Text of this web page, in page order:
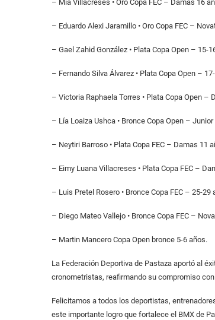
– Mía Villacreses • Oro Copa FEC – Damas 16
– Eduardo Alexi Jaramillo • Oro Copa FEC –
– Gael Zahid González • Plata Copa Open – 15-
– Fernando Silva Álvarez • Plata Copa Open –
– Victoria Raphaela Torres • Plata Copa Open –
– Lía Loaiza Ushca • Bronce Copa Open –
– Neytiri Barroso • Plata Copa FEC – Damas 11
– Eimy Luana Villacreses • Plata Copa FEC –
– Luis Pretel Rosero • Bronce Copa FEC – 25-29
– Diego Mateo Vallejo • Bronce Copa FEC –
– Martin Mancero Copa Open bronce 5-6 años.
La Federación Deportiva de Pastaza aportó al
cronometristas, reafirmando su compromiso
Felicitamos a todos los deportistas,
este importante logro que fortalece el BMX de